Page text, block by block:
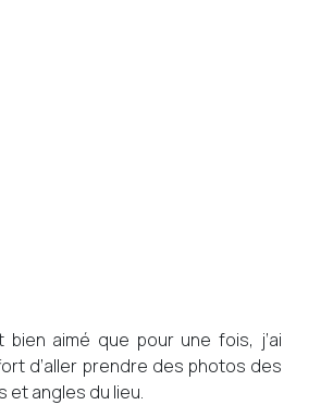
bien aimé que pour une fois, j’ai
d’aller prendre des photos des
et angles du lieu.